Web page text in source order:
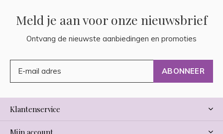
Meld je aan voor onze nieuwsbrief
Ontvang de nieuwste aanbiedingen en promoties
ABONNEER
Klantenservice
Mijn account